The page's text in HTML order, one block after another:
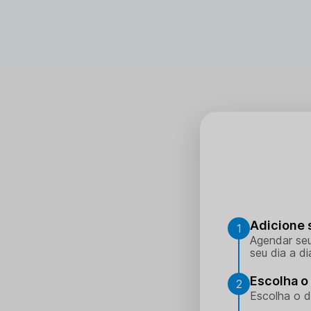
1 Adicione
Agendar
seu dia a
2 Escolha
Escolha o